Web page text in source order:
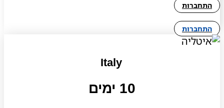
התחברות
התחברות
Italy
10 ימים